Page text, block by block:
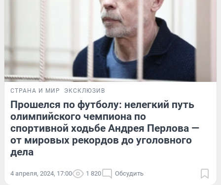
СТРАНА И МИР ЭКСКЛЮЗИВ
Прошелся по футболу: нелегкий путь
олимпийского чемпиона по
спортивной ходьбе Андрея Перлова —
от мировых рекордов до уголовного
дела
4 апреля, 2024, 17:00 1 820 Обсудить